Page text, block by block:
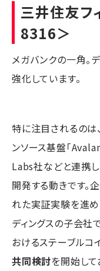
三井住友フ
8316＞
メガバンクの一角。
強化しています。
特に注目されるのは
ンソース基盤「
Labs社などと連携し
開発する動きです
れた実証実験を進め
ディングスの子会社
おけるステーブルコ
共同検討を開始し